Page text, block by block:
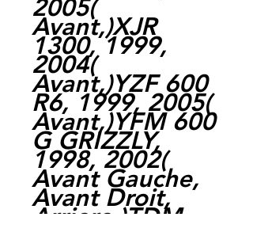
2005(
Avant,)XJR
1300, 1999,
2004(
Avant,)YZF 600
R6, 1999, 2005(
Avant,)YFM 600
G GRIZZLY,
1998, 2002(
Avant Gauche,
Avant Droit,
Arriere,)TDM